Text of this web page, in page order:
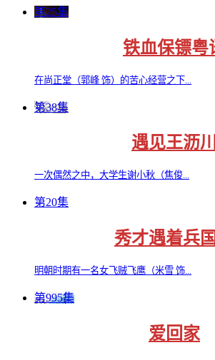
第25集
铁血保镖粤
在尚正堂（郭峰 饰）的苦心经营之下...
第38集
遇见王沥川
一次偶然之中，大学生谢小秋（焦俊...
第20集
秀才遇着兵
明朝时期有一名女飞贼飞鹰（米雪 饰...
第995集
爱回家